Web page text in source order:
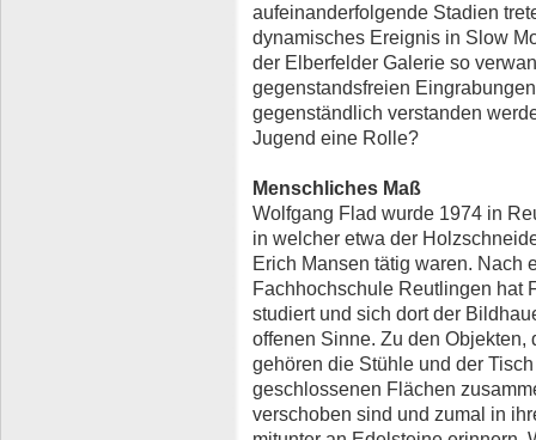
aufeinanderfolgende Stadien
dynamisches Ereignis in Slow
der Elberfelder Galerie so
gegenstandsfreien
gegenständlich verstanden
Jugend eine Rolle?
Menschliches Maß
Wolfgang Flad wurde 1974 in
in welcher etwa der
Erich Mansen tätig waren. Nach
Fachhochschule Reutlingen hat
studiert und sich dort der
offenen Sinne. Zu den
gehören die Stühle und der
geschlossenen Flächen
verschoben sind und zumal in